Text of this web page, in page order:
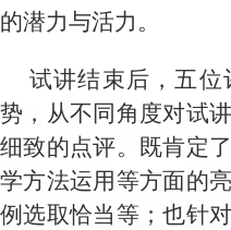
的潜力与活力。
试讲结束后，五
势，从不同角度对试
细致的点评。既肯定
学方法运用等方面的
例选取恰当等；也针